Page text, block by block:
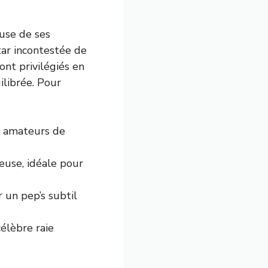
de ses
incontestée de
privilégiés en
Pour
de
idéale pour
pep’s subtil
raie